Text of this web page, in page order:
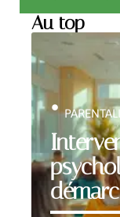
Au top